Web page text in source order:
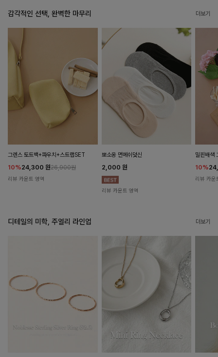
감각적인 선택, 완벽한 마무리 더보기
그렌스 토트백+파우치+스트랩SET
10%24,300 원26,900원
리뷰 카운트 영역
뽀소옹 면메쉬덧신
2,000 원
리뷰 카운트 영역
밀핀배색
10%
리뷰 카운
디테일의 미학, 주얼리 라인업 더보기